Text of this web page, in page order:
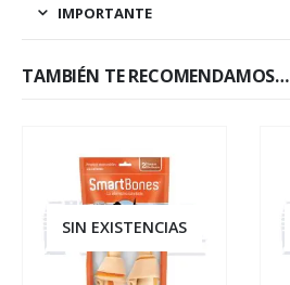
IMPORTANTE
TAMBIÉN TE RECOMENDAMOS…
SIN EXISTENCIAS